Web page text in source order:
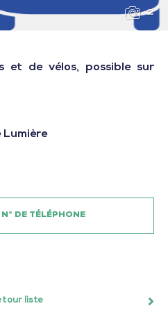
2
et de vélos, possible sur
Lumière
DE TÉLÉPHONE
liste